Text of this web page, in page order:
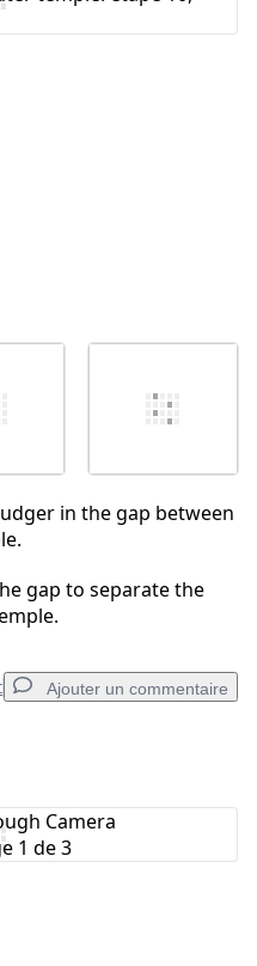
in the gap between
gap to separate the
Ajouter un commentaire